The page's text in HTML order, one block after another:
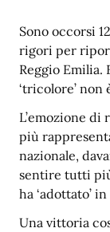
Sono occorsi
rigori per
Reggio Emilia.
‘tricolore’
L’emozione
più
nazionale,
sentire tutti
ha ‘adottato’
Una vittoria